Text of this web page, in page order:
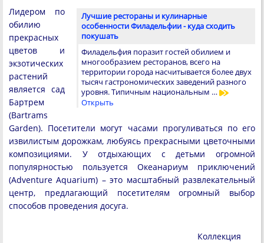
Лучшие рестораны и кулинарные
особенности Филадельфии - куда сходить
покушать
Филадельфия поразит гостей обилием и
многообразием ресторанов, всего на
территории города насчитывается более двух
тысяч гастрономических заведений разного
уровня. Типичным национальным …
Открыть
Лидером по
обилию
прекрасных
цветов и
экзотических
растений
является сад
Бартрем
(Bartrams
Garden). Посетители могут часами прогуливаться по его
извилистым дорожкам, любуясь прекрасными цветочными
композициями. У отдыхающих с детьми огромной
популярностью пользуется Океанариум приключений
(Adventure Aquarium) – это масштабный развлекательный
центр, предлагающий посетителям огромный выбор
способов проведения досуга.
Коллекция